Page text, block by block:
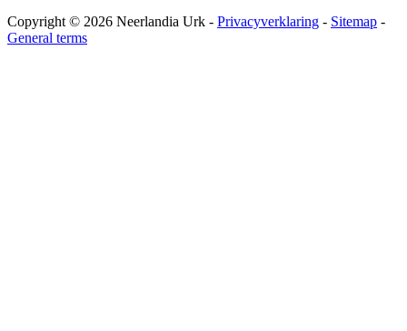
Copyright © 2026 Neerlandia Urk - Privacyverklaring - Sitemap -
General terms